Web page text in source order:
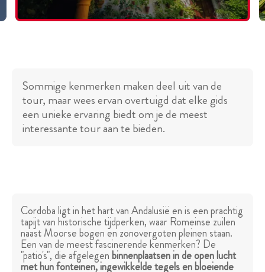
Sommige kenmerken maken deel uit van de
tour, maar wees ervan overtuigd dat elke gids
een unieke ervaring biedt om je de meest
interessante tour aan te bieden.
Cordoba ligt in het hart van Andalusië en is een prachtig
tapijt van historische tijdperken, waar Romeinse zuilen
naast Moorse bogen en zonovergoten pleinen staan.
Een van de meest fascinerende kenmerken? De
"patio's", die afgelegenbinnenplaatsen in de open lucht
met hun fonteinen, ingewikkelde tegels en bloeiende